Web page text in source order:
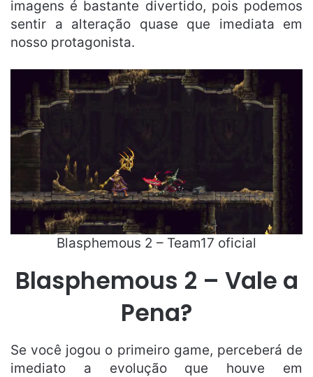
imagens é bastante divertido, pois podemos
sentir a alteração quase que imediata em
nosso protagonista.
Blasphemous 2 – Team17 oficial
Blasphemous 2 – Vale a
Pena?
Se você jogou o primeiro game, perceberá de
imediato a evolução que houve em